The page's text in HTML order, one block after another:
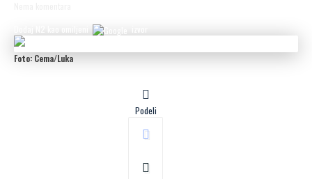
Foto: Cema/Luka
Podeli